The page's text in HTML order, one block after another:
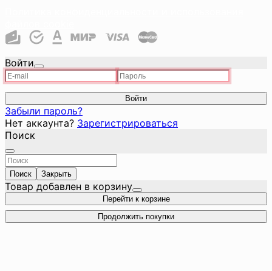
Войти
Войти
Забыли пароль?
Нет аккаунта? Зарегистрироваться
Поиск
Поиск Закрыть
Товар добавлен в корзину
Перейти к корзине
Продолжить покупки